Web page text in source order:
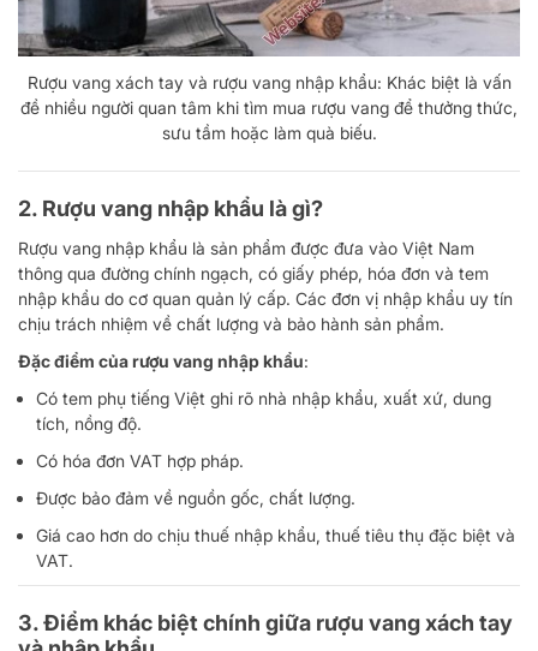
Rượu vang xách tay và rượu vang nhập khẩu: Khác biệt là vấn
đề nhiều người quan tâm khi tìm mua rượu vang để thưởng thức,
sưu tầm hoặc làm quà biếu.
2. Rượu vang nhập khẩu là gì?
Rượu vang nhập khẩu là sản phẩm được đưa vào Việt Nam
thông qua đường chính ngạch, có giấy phép, hóa đơn và tem
nhập khẩu do cơ quan quản lý cấp. Các đơn vị nhập khẩu uy tín
chịu trách nhiệm về chất lượng và bảo hành sản phẩm.
Đặc điểm của rượu vang nhập khẩu:
Có tem phụ tiếng Việt ghi rõ nhà nhập khẩu, xuất xứ, dung
tích, nồng độ.
Có hóa đơn VAT hợp pháp.
Được bảo đảm về nguồn gốc, chất lượng.
Giá cao hơn do chịu thuế nhập khẩu, thuế tiêu thụ đặc biệt và
VAT.
3. Điểm khác biệt chính giữa rượu vang xách tay